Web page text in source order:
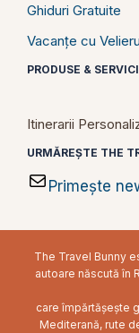
Ghiduri Gratuite
Vacanțe cu
PRODUSE &
Itinerarii
URMĂREȘTE THE
Primește
The Travel Bunny
autoare născută în
care împărtășește
Mediterană, rute